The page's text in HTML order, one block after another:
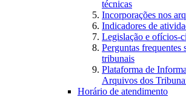
técnicas
Incorporações nos
Indicadores de
Legislação e ofícios-
Perguntas frequentes
tribunais
Plataforma de
Arquivos dos
Horário de atendimento